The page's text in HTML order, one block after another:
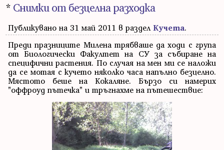
* Снимки от безцелна разходка
Публикувано на 31 май 2011 в раздел Кучета.
Преди празниците Милена трябваше да ходи с група
от Биологически Факултет на СУ за събиране на
специфични растения. По случая на мен ми се наложи
да се мотая с кучето няколко часа напълно безцелно.
Мястото беше на Кокаляне. Бързо си намерих
"оффроуд пътечка" и тръгнахме на пътешествие: